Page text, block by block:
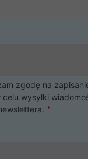
zgodę na
wysyłki
.